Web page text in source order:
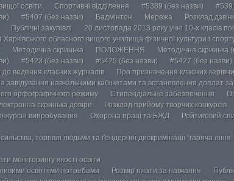
освіти
Спортивні відділення #5389 (без назви)
#5407 (без назви) Бадмінтон Мережа Розклад
Публічні закупівлі
20 листопада 2013 року учні 10-х класів
Харківського обласного вищого училища фізичної культури і
Методична скринька ПОЛОЖЕННЯ
Методична скринька
#5423 (без назви) #5425 (без назви) #5427 (без назви)
до ведення класних журналів
Про призначення класних
завідування навчальними кабінетами та встановлення доплат за
орфографічного режиму
Стипендіальне забезпечення
скринька довіри Розклад прийому творчих конкурсів
випробування Охорона праці та БЖД Рейтиговий
торгівлі людьми та ґендерної дискримінації “гаряча
моніторингу якості освіти
освітніми потребами
Розмір плати за навчання